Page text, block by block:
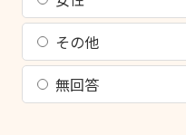
その他
無回答